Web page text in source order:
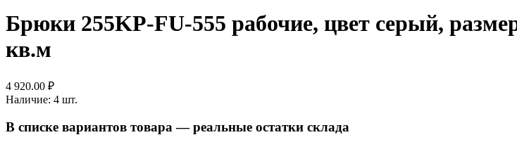
Брюки 255KP-FU-555 рабочие, цвет серый,
кв.м
4 920.00 ₽
Наличие: 4 шт.
В списке вариантов товара — реальные остатки склада